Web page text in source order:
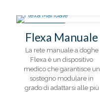
opzioni
essere
scelte
nella
pagina
del
prodotto
Flexa Manuale
La rete manuale a doghe
Flexa è un dispositivo
medico che garantisce un
sostegno modulare in
grado di adattarsi alle più